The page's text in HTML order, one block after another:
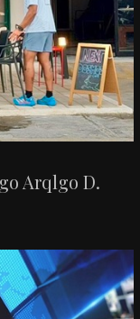
Arqlgo D.